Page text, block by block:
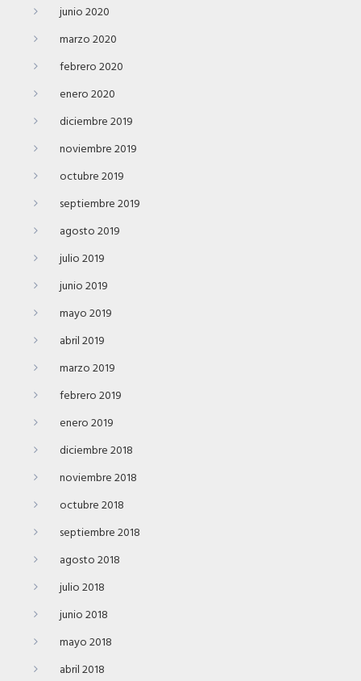
junio 2020
marzo 2020
febrero 2020
enero 2020
diciembre 2019
noviembre 2019
octubre 2019
septiembre 2019
agosto 2019
julio 2019
junio 2019
mayo 2019
abril 2019
marzo 2019
febrero 2019
enero 2019
diciembre 2018
noviembre 2018
octubre 2018
septiembre 2018
agosto 2018
julio 2018
junio 2018
mayo 2018
abril 2018